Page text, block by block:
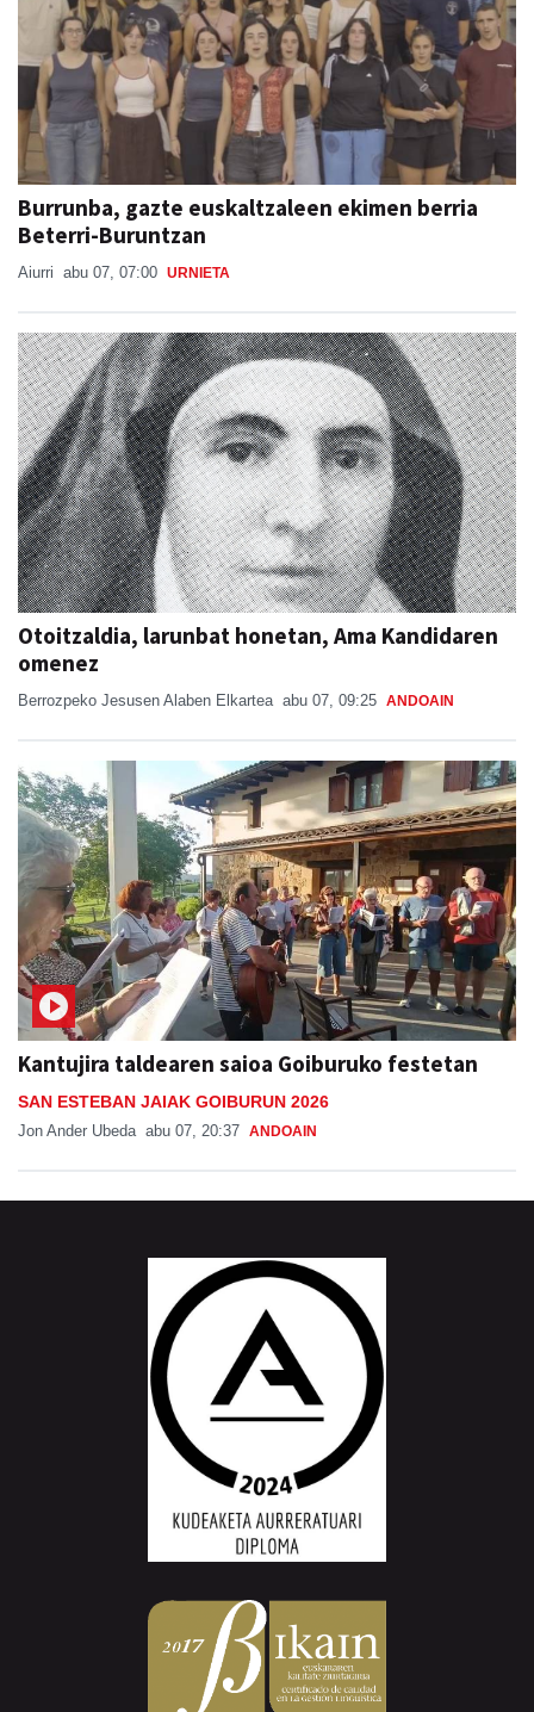
Burrunba, gazte euskaltzaleen ekimen berria
Beterri-Buruntzan
Aiurri abu 07, 07:00 URNIETA
Otoitzaldia, larunbat honetan, Ama Kandidaren
omenez
Berrozpeko Jesusen Alaben Elkartea abu 07, 09:25 ANDOAIN
Kantujira taldearen saioa Goiburuko festetan
SAN ESTEBAN JAIAK GOIBURUN 2026
Jon Ander Ubeda abu 07, 20:37 ANDOAIN